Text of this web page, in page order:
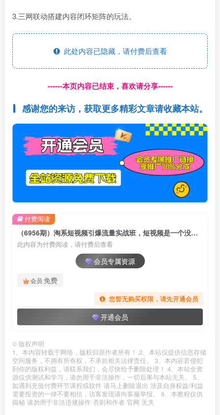
3.三网联动搭建内容闭环矩阵的玩法。
此处内容已隐藏，请付费后查看
------本页内容已结束，喜欢请分享------
感谢您的来访，获取更多精彩文章请收藏本站。
（6956期）淘系短视频引爆流量实战班，​短视频是一个没有天花板的流量入口
此内容为付费阅读，请付费后查看
会员专属资源
会员 免费
您暂无购买权限，请先开通会员
开通会员
付费阅读
© 版权声明
1、本内容转载于网络，版权归原作者所有！ 2、本站仅提供信息存储
空间服务，不拥有所有权，不承担相关法律责任。 3、本内容若侵犯
到你的版权利益，请联系我们，会尽快给予删除处理！ 4、本站全资
源仅供测试和学习，请勿用于非法操作，一切后果与本站无关。 5、
如遇到充值付费环节课程或软件 请马上删除退出 涉及自身权益/利益
需要投资的一律不要相信，访客发现请向客服举报。 6、本教程仅供
揭秘 请勿用于非法违规操作 否则和作者 官网 无关